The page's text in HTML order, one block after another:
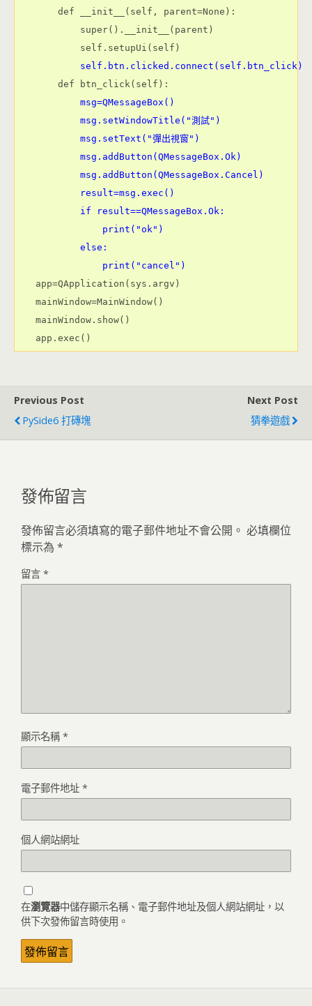
    def __init__(self, parent=None):
        super().__init__(parent)
        self.setupUi(self)
self.btn.clicked.connect(self.btn_click)
        msg=QMessageBox()
        msg.setWindowTitle("測試")
        msg.setText("彈出視窗")
        msg.addButton(QMessageBox.Ok)
        msg.addButton(QMessageBox.Cancel)
        result=msg.exec()
        if result==QMessageBox.Ok:
            print("ok")
        else:
            print("cancel")
app=QApplication(sys.argv)
mainWindow=MainWindow()
mainWindow.show()
Previous Post
PySide6 打磚塊
Next Post
猜拳遊戲
發佈留言
發佈留言必須填寫的電子郵件地址不會公開。 必填欄位
標示為 *
留言 *
顯示名稱 *
電子郵件地址 *
個人網站網址
在瀏覽器中儲存顯示名稱、電子郵件地址及個人網站網址，以
供下次發佈留言時使用。